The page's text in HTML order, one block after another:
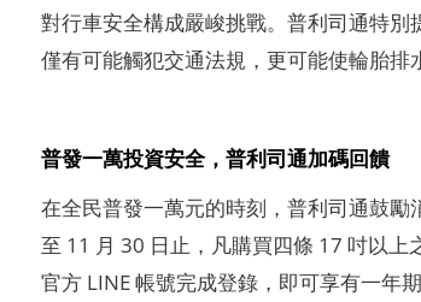
對行車安全構成嚴峻挑戰。普利司通特
僅有可能觸犯交通法規，更可能使輪胎排
普發一萬投資安全，普利司通加碼回饋
在全民普發一萬元的時刻，普利司通鼓
至 11 月 30 日止，凡購買四條 17 吋以
官方 LINE 帳號完成登錄，即可享有一年